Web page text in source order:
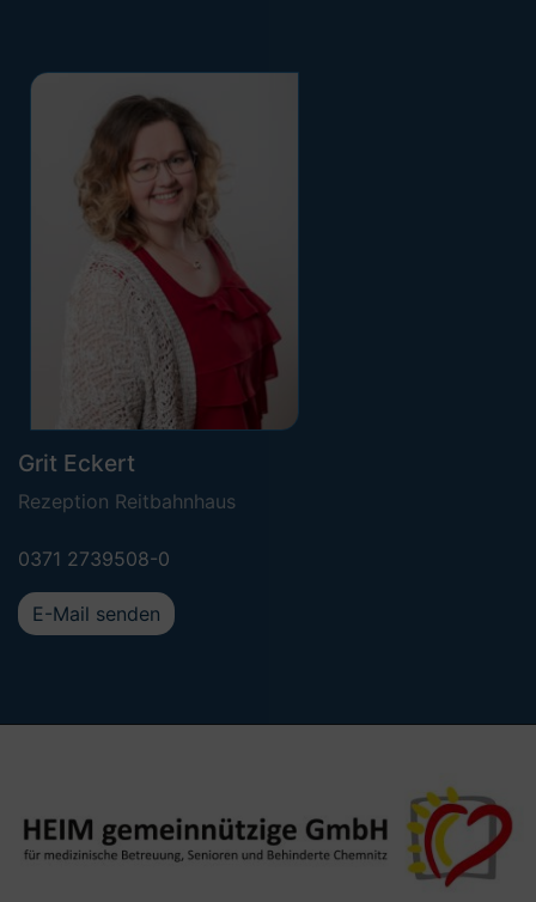
Grit Eckert
Rezeption Reitbahnhaus
0371 2739508-0
E-Mail senden